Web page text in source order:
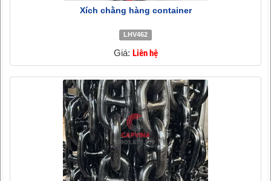
Xích chằng hàng container
LHV462
Giá: Liên hệ